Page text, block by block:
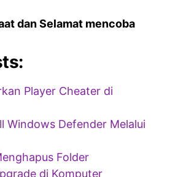
dan Selamat mencoba
Player Cheater di
Windows Defender Melalui
Folder
di Komputer